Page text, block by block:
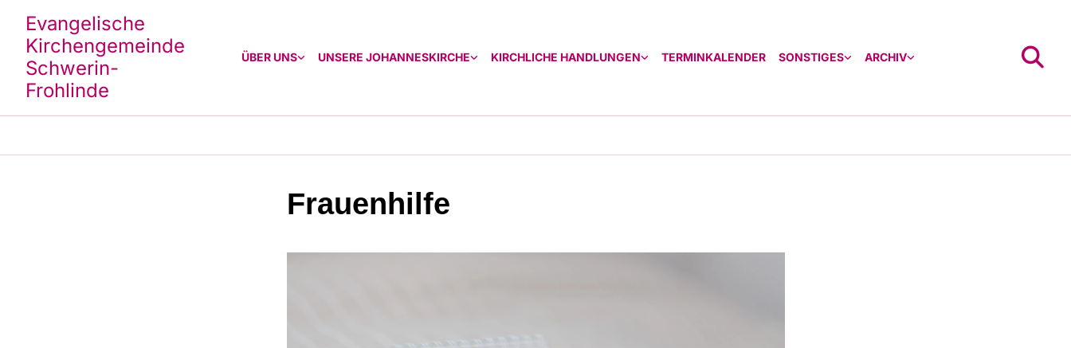
Evangelische
Kirchengemeinde
Schwerin-
Frohlinde
ÜBER UNS UNSERE JOHANNESKIRCHE KIRCHLICHE HANDLUNGEN TERMINKALENDER SONSTIGES ARCHIV
Frauenhilfe